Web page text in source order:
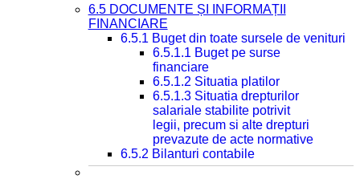
6.5 DOCUMENTE ȘI INFORMAȚII
FINANCIARE
6.5.1 Buget din toate sursele de venituri
6.5.1.1 Buget pe surse
financiare
6.5.1.2 Situatia platilor
6.5.1.3 Situatia drepturilor
salariale stabilite potrivit
legii, precum si alte drepturi
prevazute de acte normative
6.5.2 Bilanturi contabile